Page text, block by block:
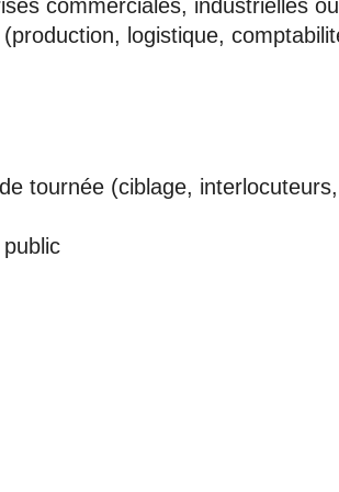
commerciales, industrielles
logistique,
tournée (ciblage, interlocuteurs,